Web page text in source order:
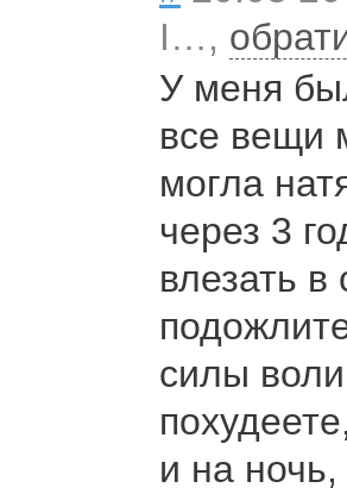
I…,
У меня
все вещи
могла
через 3
влезать
силы
и на